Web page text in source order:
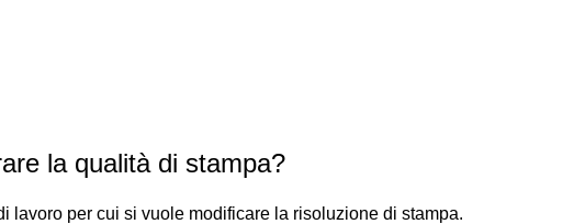
la qualità di stampa?
lavoro per cui si vuole modificare la risoluzione di stampa.